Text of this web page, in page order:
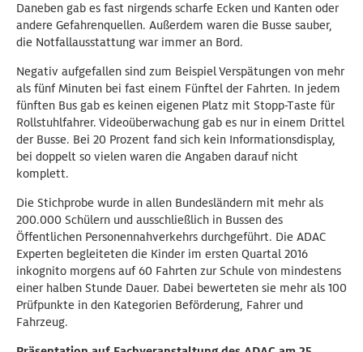
Daneben gab es fast nirgends scharfe Ecken und Kanten oder
andere Gefahrenquellen. Außerdem waren die Busse sauber,
die Notfallausstattung war immer an Bord.
Negativ aufgefallen sind zum Beispiel Verspätungen von mehr
als fünf Minuten bei fast einem Fünftel der Fahrten. In jedem
fünften Bus gab es keinen eigenen Platz mit Stopp-Taste für
Rollstuhlfahrer. Videoüberwachung gab es nur in einem Drittel
der Busse. Bei 20 Prozent fand sich kein Informationsdisplay,
bei doppelt so vielen waren die Angaben darauf nicht
komplett.
Die Stichprobe wurde in allen Bundesländern mit mehr als
200.000 Schülern und ausschließlich in Bussen des
Öffentlichen Personennahverkehrs durchgeführt. Die ADAC
Experten begleiteten die Kinder im ersten Quartal 2016
inkognito morgens auf 60 Fahrten zur Schule von mindestens
einer halben Stunde Dauer. Dabei bewerteten sie mehr als 100
Prüfpunkte in den Kategorien Beförderung, Fahrer und
Fahrzeug.